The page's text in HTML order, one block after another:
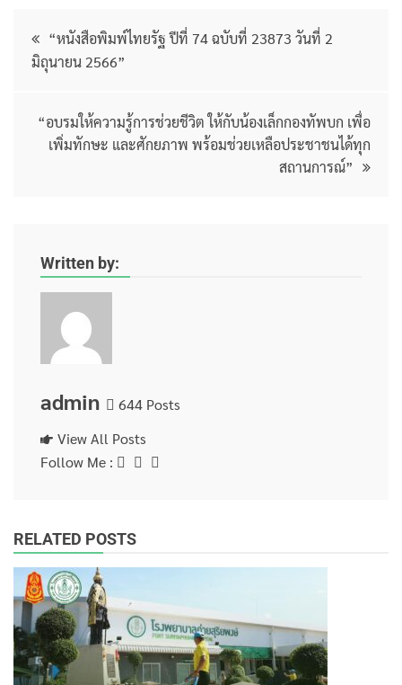
“หนังสือพิมพ์ไทยรัฐ ปีที่ 74 ฉบับที่ 23873 วันที่ 2
มิถุนายน 2566”
“อบรมให้ความรู้การช่วยชีวิต ให้กับน้องเล็กกองทัพบก เพื่อ
เพิ่มทักษะ และศักยภาพ พร้อมช่วยเหลือประชาชนได้ทุก
สถานการณ์”
Written by:
admin
644 Posts
View All Posts
Follow Me :
RELATED POSTS